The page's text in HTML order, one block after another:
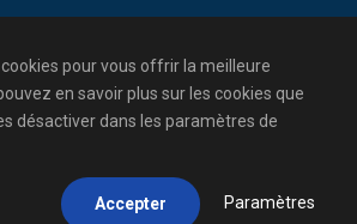
Formation
pour vous offrir la meilleure
en savoir plus sur les cookies que
désactiver dans les paramètres de
Accepter Paramètres